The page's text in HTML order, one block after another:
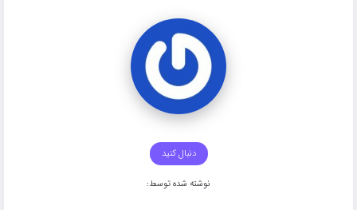
دنبال کنید
نوشته شده توسط: